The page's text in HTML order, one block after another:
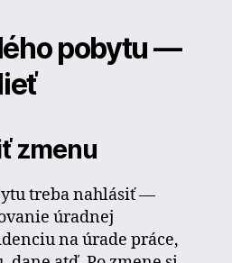
pobytu —
zmenu
treba nahlásiť —
úradnej
na úrade práce,